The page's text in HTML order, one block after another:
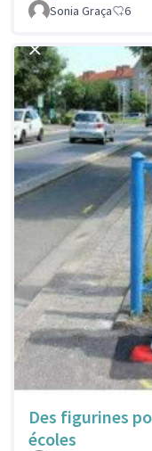
Sonia Graça
6
Des figurines
écoles